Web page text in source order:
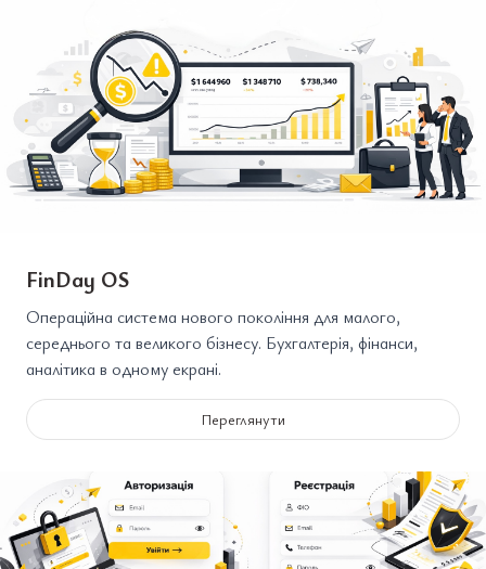
FinDay OS
Операційна система нового покоління для малого,
середнього та великого бізнесу. Бухгалтерія, фінанси,
аналітика в одному екрані.
Переглянути